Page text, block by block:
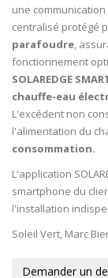
une
centralisé protégé
parafoudre,
fonctionnement
SOLAREDGE
chauffe-eau
L'excédent non
l'alimentation du
consommation.
L'application
smartphone du
l'installation
Soleil Vert, Marc
Demander un